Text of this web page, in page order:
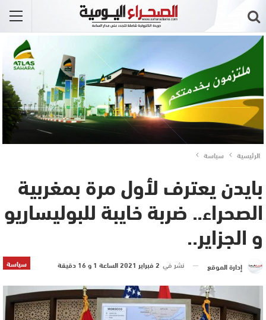
الرئيسية سياسة
بايدن يعترف لأول مرة بمغربية
الصحراء.. ضربة خايبة للبوليساريو
و الجزاير..
سياسة إدارة الموقع نشر في 2 فبراير 2021 الساعة 1 و 16 دقيقة